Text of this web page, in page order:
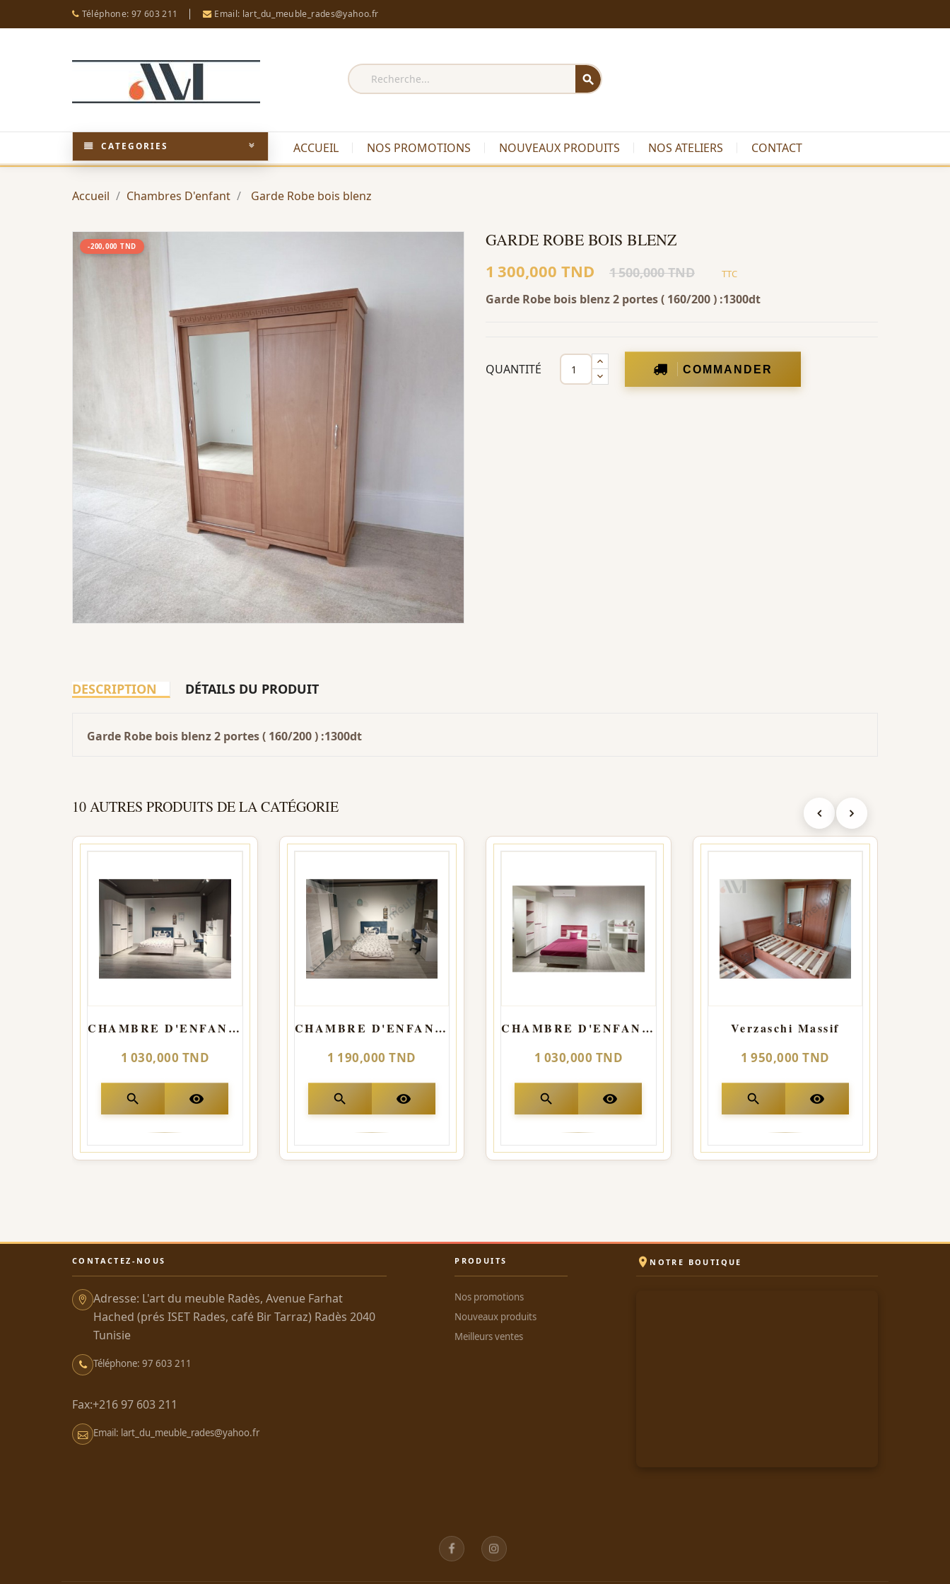
Téléphone: 97 603 211 Email: lart_du_meuble_rades@yahoo.fr
search
CATEGORIES ACCUEIL NOS PROMOTIONS NOUVEAUX PRODUITS NOS ATELIERS CONTACT
Accueil Chambres D'enfant Garde Robe bois blenz
-200,000 TND GARDE ROBE BOIS BLENZ
1 300,000 TND 1 500,000 TND TTC
Garde Robe bois blenz 2 portes ( 160/200 ) :1300dt
QUANTITÉ COMMANDER
DESCRIPTION DÉTAILS DU PRODUIT
Garde Robe bois blenz 2 portes ( 160/200 ) :1300dt
10 AUTRES PRODUITS DE LA CATÉGORIE
CHAMBRE D'ENFANT OSCAR bleu
1 030,000 TND
search visibility
CHAMBRE D'ENFANT TIAGO BLEU
1 190,000 TND
search visibility
CHAMBRE D'ENFANT OSCAR Rose
1 030,000 TND
search visibility
Verzaschi Massif
1 950,000 TND
search visibility
CONTACTEZ-NOUS
Adresse: L'art du meuble Radès, Avenue Farhat
Hached (prés ISET Rades, café Bir Tarraz) Radès 2040
Tunisie
Téléphone: 97 603 211
Fax:+216 97 603 211
Email: lart_du_meuble_rades@yahoo.fr
PRODUITS
Nos promotions
Nouveaux produits
Meilleurs ventes
 NOTRE BOUTIQUE
Facebook